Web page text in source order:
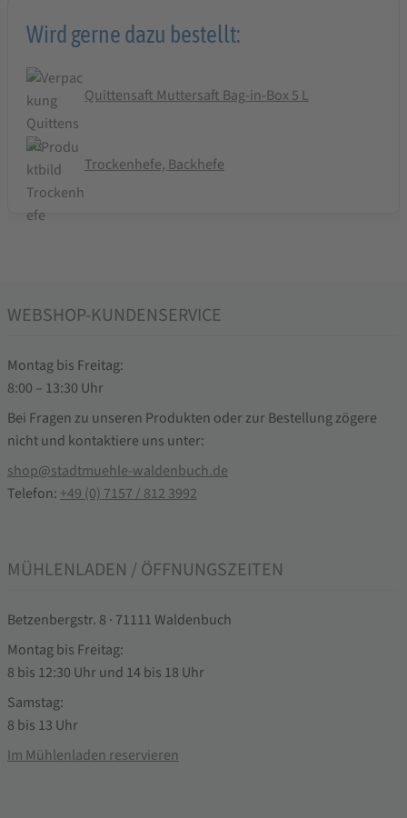
Wird gerne dazu bestellt:
Quittensaft Muttersaft Bag-in-Box 5 L
Trockenhefe, Backhefe
WEBSHOP-KUNDENSERVICE
Montag bis Freitag:
8:00 – 13:30 Uhr
Bei Fragen zu unseren Produkten oder zur Bestellung zögere
nicht und kontaktiere uns unter:
shop@stadtmuehle-waldenbuch.de
Telefon: +49 (0) 7157 / 812 3992
MÜHLENLADEN / ÖFFNUNGSZEITEN
Betzenbergstr. 8 · 71111 Waldenbuch
Montag bis Freitag:
8 bis 12:30 Uhr und 14 bis 18 Uhr
Samstag:
8 bis 13 Uhr
Im Mühlenladen reservieren